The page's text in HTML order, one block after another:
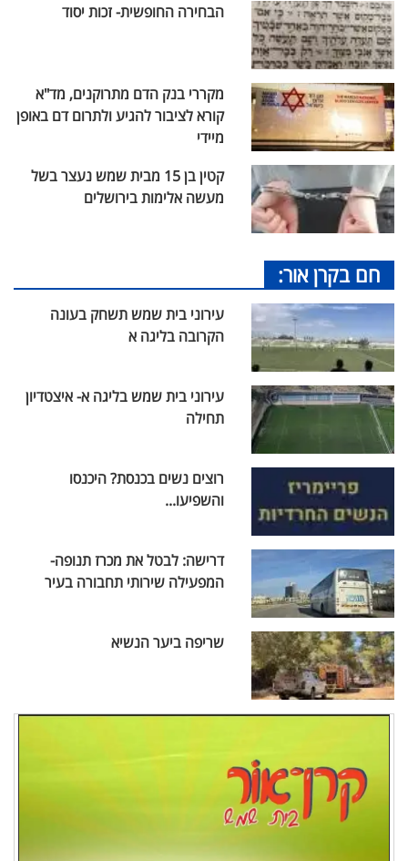
הבחירה החופשית- זכות יסוד
מקררי בנק הדם מתרוקנים, מד"א
קורא לציבור להגיע ולתרום דם באופן
מיידי
קטין בן 15 מבית שמש נעצר בשל
מעשה אלימות בירושלים
חם בקרן אור:
עירוני בית שמש תשחק בעונה
הקרובה בליגה א
עירוני בית שמש בליגה א- איצטדיון
תחילה
רוצים נשים בכנסת? היכנסו
והשפיעו...
דרישה: לבטל את מכרז תנופה-
המפעילה שירותי תחבורה בעיר
שריפה ביער הנשיא